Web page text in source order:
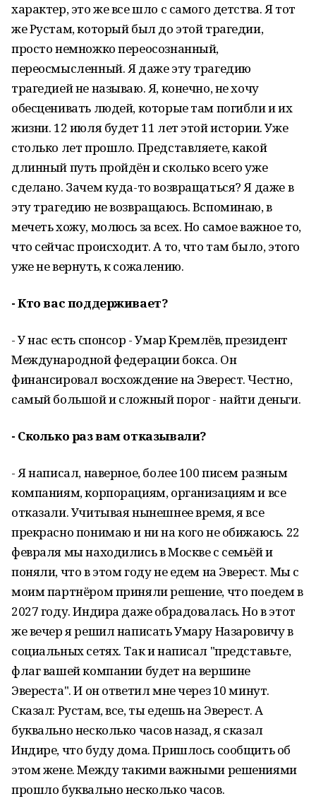
характер, это же все шло с самого детства. Я тот
же Рустам, который был до этой трагедии,
просто немножко переосознанный,
переосмысленный. Я даже эту трагедию
трагедией не называю. Я, конечно, не хочу
обесценивать людей, которые там погибли и их
жизни. 12 июля будет 11 лет этой истории. Уже
столько лет прошло. Представляете, какой
длинный путь пройдён и сколько всего уже
сделано. Зачем куда-то возвращаться? Я даже в
эту трагедию не возвращаюсь. Вспоминаю, в
мечеть хожу, молюсь за всех. Но самое важное то,
что сейчас происходит. А то, что там было, этого
уже не вернуть, к сожалению.
- Кто вас поддерживает?
- У нас есть спонсор - Умар Кремлёв, президент
Международной федерации бокса. Он
финансировал восхождение на Эверест. Честно,
самый большой и сложный порог - найти деньги.
- Сколько раз вам отказывали?
- Я написал, наверное, более 100 писем разным
компаниям, корпорациям, организациям и все
отказали. Учитывая нынешнее время, я все
прекрасно понимаю и ни на кого не обижаюсь. 22
февраля мы находились в Москве с семьёй и
поняли, что в этом году не едем на Эверест. Мы с
моим партнёром приняли решение, что поедем в
2027 году. Индира даже обрадовалась. Но в этот
же вечер я решил написать Умару Назаровичу в
социальных сетях. Так и написал "представьте,
флаг вашей компании будет на вершине
Эвереста". И он ответил мне через 10 минут.
Сказал: Рустам, все, ты едешь на Эверест. А
буквально несколько часов назад, я сказал
Индире, что буду дома. Пришлось сообщить об
этом жене. Между такими важными решениями
прошло буквально несколько часов.